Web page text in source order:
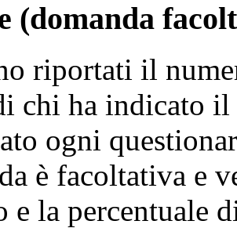
(domanda
riportati il
chi ha indicato il
ogni
è facoltativa e
e la percentuale